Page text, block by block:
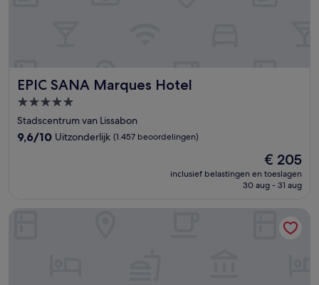
EPIC SANA Marques Hotel
EPIC SANA Marques Hotel
5.0-
sterrenaccommodatie
Stadscentrum van Lissabon
9.6
9,6/10 Uitzonderlijk (1.457 beoordelingen)
De
prijs
is
€ 205
inclusief belastingen en toeslagen
30 aug - 31 aug
easyHotel Lisbon